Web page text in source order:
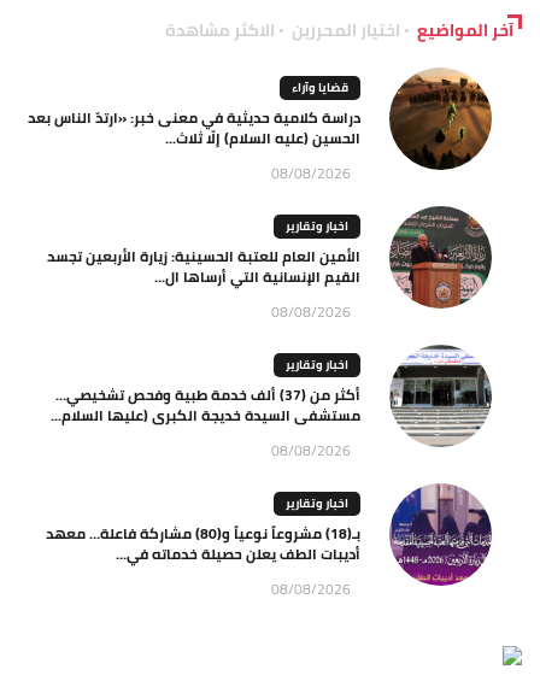
آخر المواضيع اختيار المحررين الاكثر مشاهدة
قضايا وآراء
دراسة كلامية حديثية في معنى خبر: «ارتدّ الناس بعد
الحسين (عليه السلام) إلّا ثلاث...
08/08/2026
اخبار وتقارير
الأمين العام للعتبة الحسينية: زيارة الأربعين تجسد
القيم الإنسانية التي أرساها ال...
08/08/2026
اخبار وتقارير
أكثر من (37) ألف خدمة طبية وفحص تشخيصي…
مستشفى السيدة خديجة الكبرى (عليها السلام...
08/08/2026
اخبار وتقارير
بـ(18) مشروعاً نوعياً و(80) مشاركة فاعلة… معهد
أديبات الطف يعلن حصيلة خدماته في...
08/08/2026